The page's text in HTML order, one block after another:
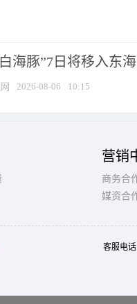
海豚”7日将移入东
2026-08-06 10:15
营销
商务合
媒资合
客服电